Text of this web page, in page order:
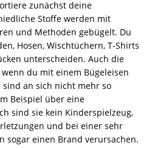
zunächst deine
Stoffe werden mit
und Methoden gebügelt. Du
Hosen, Wischtüchern, T-Shirts
unterscheiden. Auch die
du mit einem Bügeleisen
an sich nicht mehr so
Beispiel über eine
sind sie kein Kinderspielzeug,
und bei einer sehr
sogar einen Brand verursachen.